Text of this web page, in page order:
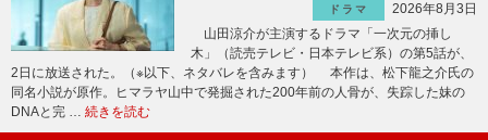
ドラマ
2026年8月3日
山田涼介が主演するドラマ「一次元の挿し
木」（読売テレビ・日本テレビ系）の第5話が、
2日に放送された。（※以下、ネタバレを含みます） 本作は、松下龍之介氏の
同名小説が原作。ヒマラヤ山中で発掘された200年前の人骨が、失踪した妹の
DNAと完 … 続きを読む